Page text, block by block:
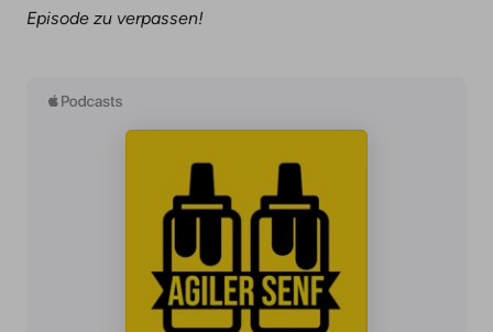
Episode zu verpassen!